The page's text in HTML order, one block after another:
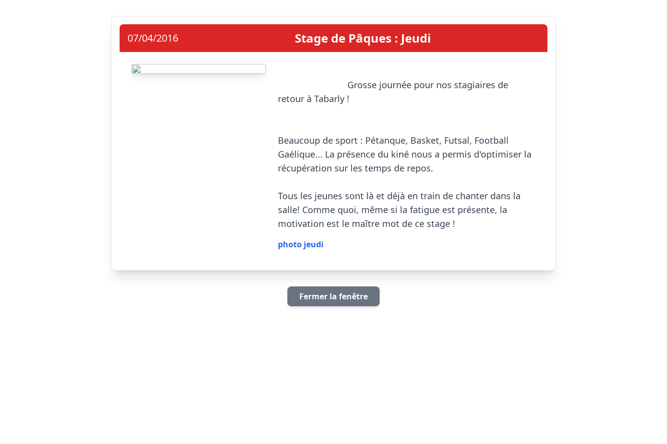
07/04/2016 Stage de Pâques : Jeudi
retour à Tabarly !
Beaucoup de sport : Pétanque, Basket, Futsal, Football
Gaélique... La présence du kiné nous a permis d'optimiser la
récupération sur les temps de repos.
Tous les jeunes sont là et déjà en train de chanter dans la
salle! Comme quoi, même si la fatigue est présente, la
motivation est le maître mot de ce stage !
photo jeudi
Fermer la fenêtre